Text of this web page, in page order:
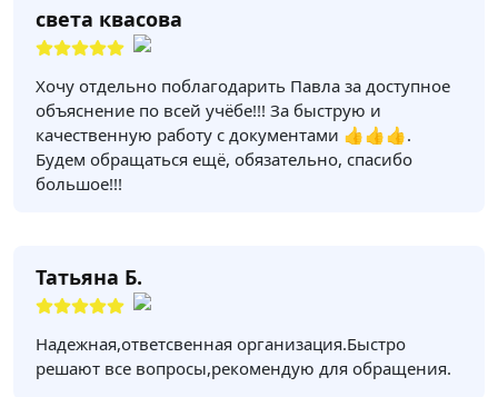
света квасова
Хочу отдельно поблагодарить Павла за доступное
объяснение по всей учёбе!!! За быструю и
качественную работу с документами 👍👍👍.
Будем обращаться ещё, обязательно, спасибо
большое!!!
Татьяна Б.
Надежная,ответсвенная организация.Быстро
решают все вопросы,рекомендую для обращения.